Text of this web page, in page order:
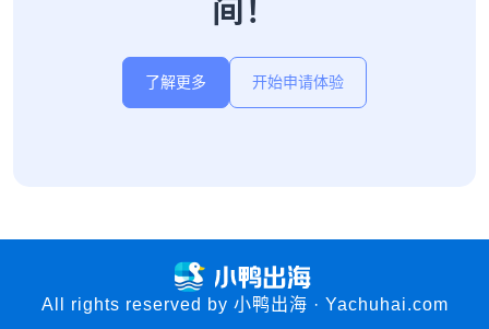
间！
了解更多 开始申请体验
All rights reserved by 小鸭出海 · Yachuhai.com